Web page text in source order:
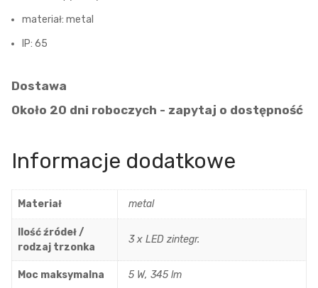
materiał: metal
IP: 65
Dostawa
Około 20 dni roboczych - zapytaj o dostępność
Informacje dodatkowe
Materiał metal
Ilość źródeł /
rodzaj trzonka
3 x LED zintegr.
Moc maksymalna 5 W, 345 lm